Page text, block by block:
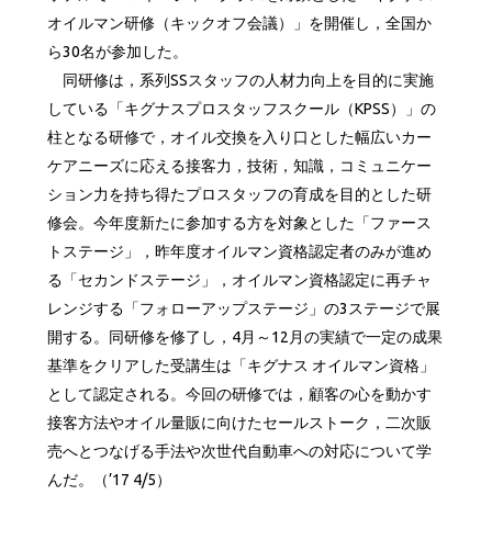
オイルマン研修（キックオフ会議）」を開催し，全国か
ら30名が参加した。
同研修は，系列SSスタッフの人材力向上を目的に実施
している「キグナスプロスタッフスクール（KPSS）」の
柱となる研修で，オイル交換を入り口とした幅広いカー
ケアニーズに応える接客力，技術，知識，コミュニケー
ション力を持ち得たプロスタッフの育成を目的とした研
修会。今年度新たに参加する方を対象とした「ファース
トステージ」，昨年度オイルマン資格認定者のみが進め
る「セカンドステージ」，オイルマン資格認定に再チャ
レンジする「フォローアップステージ」の3ステージで展
開する。同研修を修了し，4月～12月の実績で一定の成果
基準をクリアした受講生は「キグナス オイルマン資格」
として認定される。今回の研修では，顧客の心を動かす
接客方法やオイル量販に向けたセールストーク，二次販
売へとつなげる手法や次世代自動車への対応について学
んだ。（’17 4/5）